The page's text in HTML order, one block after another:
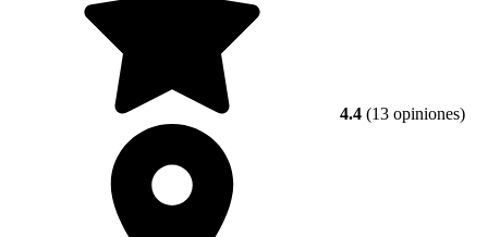
4.4 (13 opiniones)